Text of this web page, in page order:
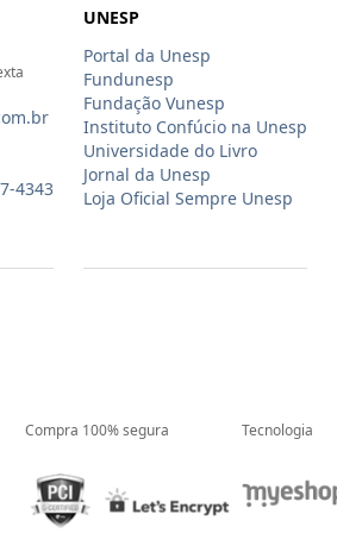
4343
UNESP
Portal da Unesp
Fundunesp
Fundação Vunesp
Instituto Confúcio na Unesp
Universidade do Livro
Jornal da Unesp
Loja Oficial Sempre Unesp
Compra 100% segura Tecnologia